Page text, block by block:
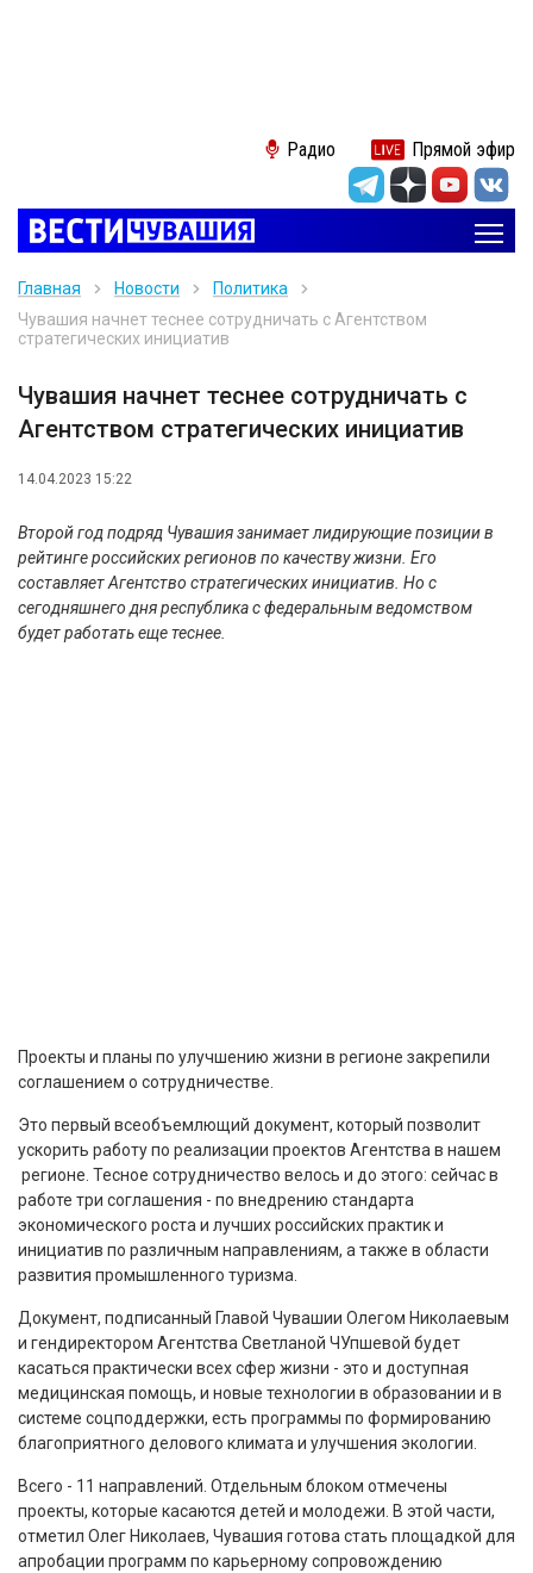
Радио Прямой эфир
Главная Новости
Политика
Чувашия начнет теснее сотрудничать с Агентством
стратегических инициатив
Чувашия начнет теснее сотрудничать с
Агентством стратегических инициатив
14.04.2023 15:22
Второй год подряд Чувашия занимает лидирующие позиции в
рейтинге российских регионов по качеству жизни. Его
составляет Агентство стратегических инициатив. Но с
сегодняшнего дня республика с федеральным ведомством
будет работать еще теснее.
Проекты и планы по улучшению жизни в регионе закрепили
соглашением о сотрудничестве.
Это первый всеобъемлющий документ, который позволит
ускорить работу по реализации проектов Агентства в нашем
регионе. Тесное сотрудничество велось и до этого: сейчас в
работе три соглашения - по внедрению стандарта
экономического роста и лучших российских практик и
инициатив по различным направлениям, а также в области
развития промышленного туризма.
Документ, подписанный Главой Чувашии Олегом Николаевым
и гендиректором Агентства Светланой ЧУпшевой будет
касаться практически всех сфер жизни - это и доступная
медицинская помощь, и новые технологии в образовании и в
системе соцподдержки, есть программы по формированию
благоприятного делового климата и улучшения экологии.
Всего - 11 направлений. Отдельным блоком отмечены
проекты, которые касаются детей и молодежи. В этой части,
отметил Олег Николаев, Чувашия готова стать площадкой для
апробации программ по карьерному сопровождению